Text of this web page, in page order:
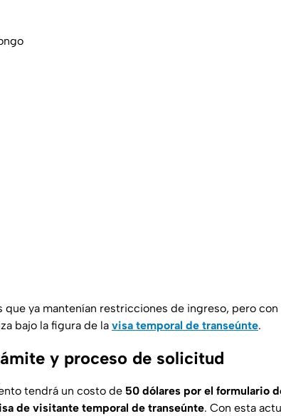
que ya mantenían restricciones de ingreso, pero
bajo la figura de la visa temporal de transeúnte.
y proceso de solicitud
tendrá un costo de 50 dólares por el formulario
de visitante temporal de transeúnte. Con esta